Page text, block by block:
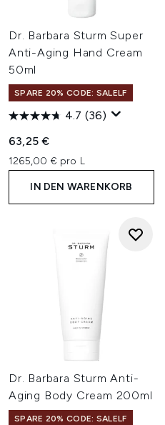
Dr. Barbara Sturm Super
Anti-Aging Hand Cream
50ml
SPARE 20% CODE: SALELF
4.7 (36)
63,25 €
1265,00 € pro L
IN DEN WARENKORB
Dr. Barbara Sturm Anti-
Aging Body Cream 200ml
SPARE 20% CODE: SALELF